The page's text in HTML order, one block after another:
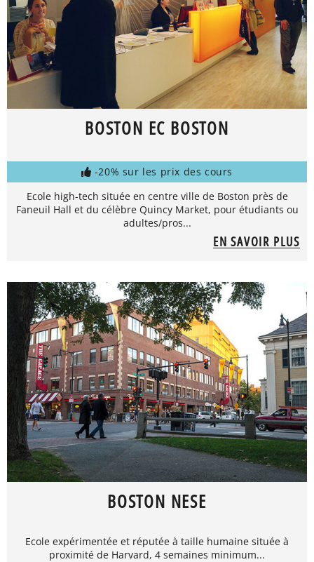
BOSTON EC BOSTON
-20% sur les prix des cours
Ecole high-tech située en centre ville de Boston près de
Faneuil Hall et du célèbre Quincy Market, pour étudiants ou
adultes/pros...
EN SAVOIR PLUS
BOSTON NESE
Ecole expérimentée et réputée à taille humaine située à
proximité de Harvard, 4 semaines minimum...